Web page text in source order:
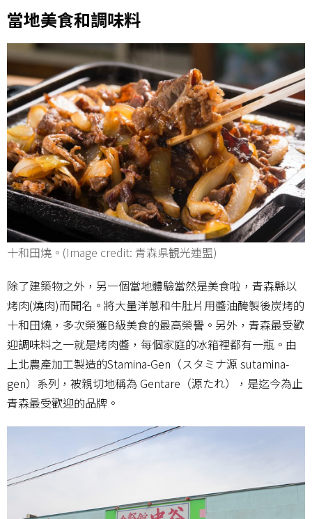
當地美食和調味料
十和田燒。(Image credit: 青森県観光連盟)
除了建築物之外，另一個當地體驗當然是美食啦，青森縣以
烤肉(燒肉)而聞名。將大量洋蔥和牛肚片用醬油醃製後炭烤的
十和田燒，多次榮獲B級美食的最高榮譽。另外，青森最受歡
迎調味料之一就是烤肉醬，每個家庭的冰箱裡都有一瓶。由
上北農產加工製造的Stamina-Gen（スタミナ源 sutamina-
gen）系列，被親切地稱為 Gentare（源たれ），是迄今為止
青森最受歡迎的品牌。